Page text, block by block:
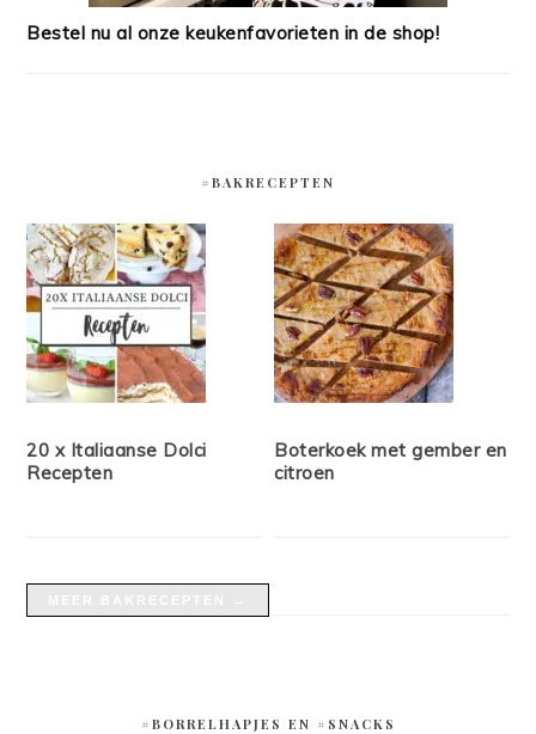
Bestel nu al onze keukenfavorieten in de shop!
#BAKRECEPTEN
20 x Italiaanse Dolci
Recepten
Boterkoek met gember en
citroen
#BORRELHAPJES EN #SNACKS